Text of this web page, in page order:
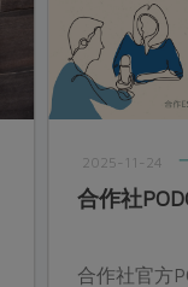
2025-11-24
合作社
合作社官方